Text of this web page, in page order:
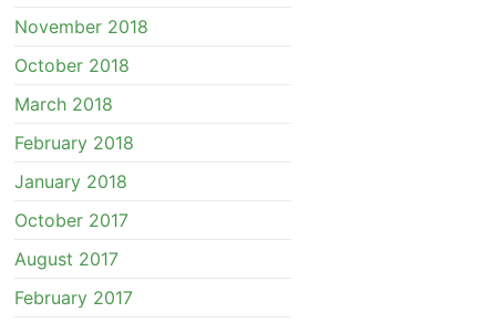
November 2018
October 2018
March 2018
February 2018
January 2018
October 2017
August 2017
February 2017